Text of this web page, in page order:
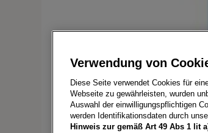
Verwendung von
Diese Seite verwendet Cookies für
Webseite zu gewährleisten, wurden
Auswahl der einwilligungspflichtigen
werden Identifikationsdaten durch
Hinweis zur gemäß Art 49 Abs 1 lit